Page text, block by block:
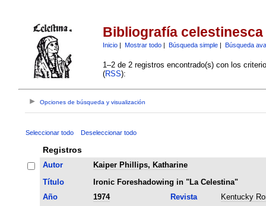
Bibliografía celestinesca
Inicio| Mostrar todo| Búsqueda simple| Búsqueda
1–2 de 2 registros encontrado(s) con los
(RSS):
Opciones de búsqueda y visualización
Seleccionar todo Deseleccionar todo
Registros
Autor
Kaiper Phillips, Katharine
Título
Ironic Foreshadowing in "La Celestina"
Año
1974 Revista
Kentucky